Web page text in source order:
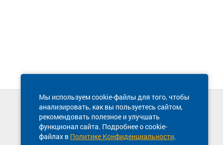
Мы используем cookie-файлы для того, чтобы
анализировать, как вы пользуетесь сайтом,
рекомендовать полезное и улучшать
функционал сайта. Подробнее о cookie-
файлах в Политике Конфиденциальности.
Техническая поддержка сайта
8 800 600-03-38